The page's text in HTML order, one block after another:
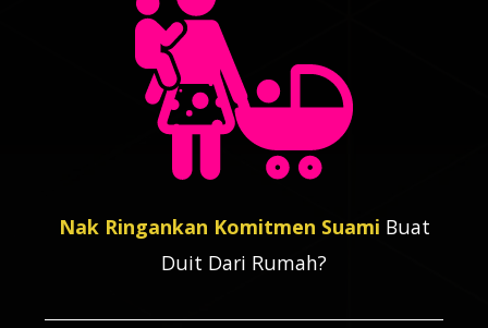
Nak Ringankan Komitmen Suami Buat
Duit Dari Rumah?